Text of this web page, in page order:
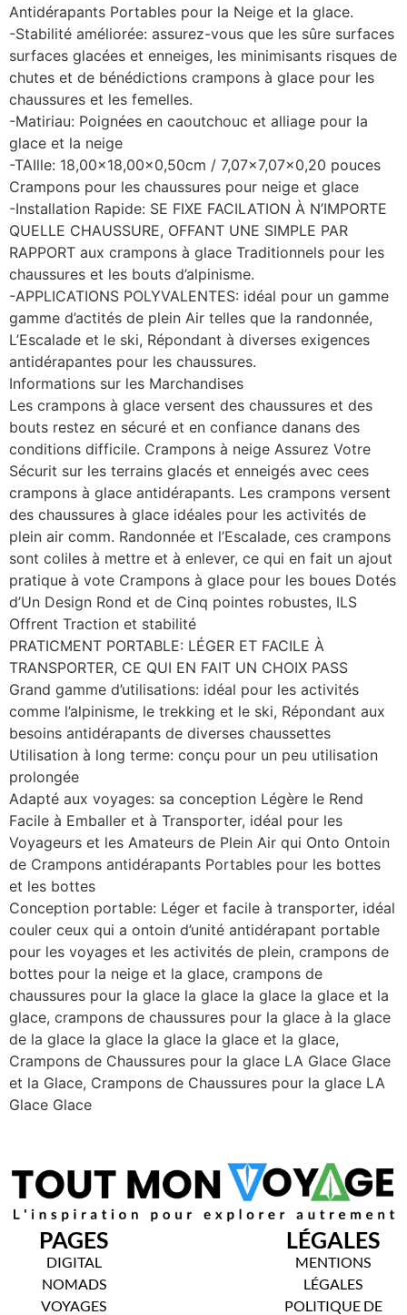
Antidérapants Portables pour la Neige et la glace.
-Stabilité améliorée: assurez-vous que les sûre surfaces
surfaces glacées et enneiges, les minimisants risques de
chutes et de bénédictions crampons à glace pour les
chaussures et les femelles.
-Matiriau: Poignées en caoutchouc et alliage pour la
glace et la neige
-TAIlle: 18,00×18,00×0,50cm / 7,07×7,07×0,20 pouces
Crampons pour les chaussures pour neige et glace
-Installation Rapide: SE FIXE FACILATION À N’IMPORTE
QUELLE CHAUSSURE, OFFANT UNE SIMPLE PAR
RAPPORT aux crampons à glace Traditionnels pour les
chaussures et les bouts d’alpinisme.
-APPLICATIONS POLYVALENTES: idéal pour un gamme
gamme d’actités de plein Air telles que la randonnée,
L’Escalade et le ski, Répondant à diverses exigences
antidérapantes pour les chaussures.
Informations sur les Marchandises
Les crampons à glace versent des chaussures et des
bouts restez en sécuré et en confiance danans des
conditions difficile. Crampons à neige Assurez Votre
Sécurit sur les terrains glacés et enneigés avec cees
crampons à glace antidérapants. Les crampons versent
des chaussures à glace idéales pour les activités de
plein air comm. Randonnée et l’Escalade, ces crampons
sont coliles à mettre et à enlever, ce qui en fait un ajout
pratique à vote Crampons à glace pour les boues Dotés
d’Un Design Rond et de Cinq pointes robustes, ILS
Offrent Traction et stabilité
PRATICMENT PORTABLE: LÉGER ET FACILE À
TRANSPORTER, CE QUI EN FAIT UN CHOIX PASS
Grand gamme d’utilisations: idéal pour les activités
comme l’alpinisme, le trekking et le ski, Répondant aux
besoins antidérapants de diverses chaussettes
Utilisation à long terme: conçu pour un peu utilisation
prolongée
Adapté aux voyages: sa conception Légère le Rend
Facile à Emballer et à Transporter, idéal pour les
Voyageurs et les Amateurs de Plein Air qui Onto Ontoin
de Crampons antidérapants Portables pour les bottes
et les bottes
Conception portable: Léger et facile à transporter, idéal
couler ceux qui a ontoin d’unité antidérapant portable
pour les voyages et les activités de plein, crampons de
bottes pour la neige et la glace, crampons de
chaussures pour la glace la glace la glace la glace et la
glace, crampons de chaussures pour la glace à la glace
de la glace la glace la glace la glace et la glace,
Crampons de Chaussures pour la glace LA Glace Glace
et la Glace, Crampons de Chaussures pour la glace LA
Glace Glace
PAGES
DIGITAL
NOMADS
VOYAGES
LÉGALES
MENTIONS
LÉGALES
POLITIQUE DE